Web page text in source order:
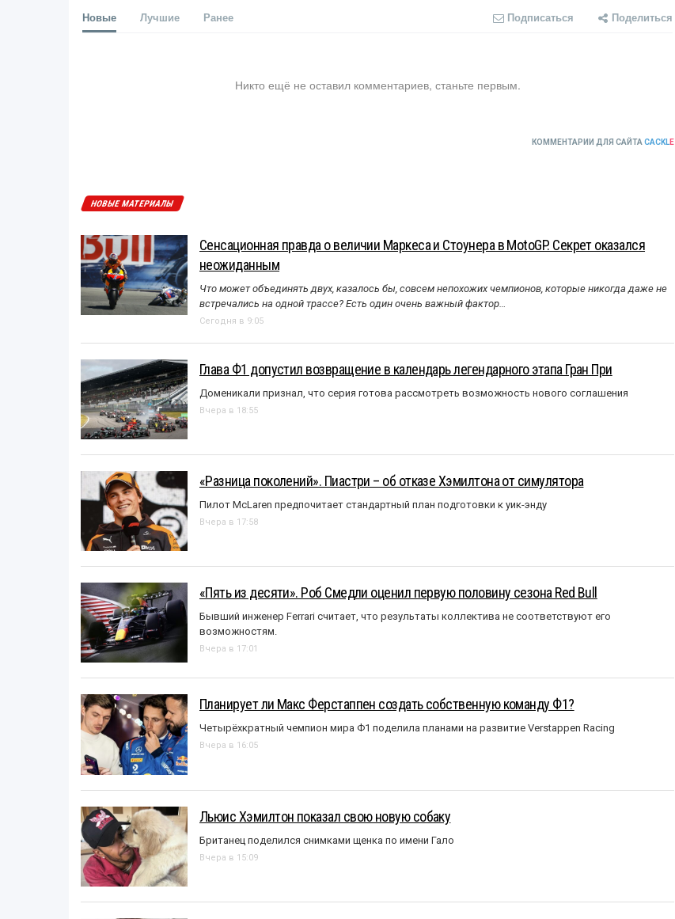
Новые Лучшие Ранее Подписаться Поделиться
Никто ещё не оставил комментариев, станьте первым.
КОММЕНТАРИИ ДЛЯ САЙТА CACKLE
НОВЫЕ МАТЕРИАЛЫ
Сенсационная правда о величии Маркеса и Стоунера в MotoGP. Секрет оказался
неожиданным
Что может объединять двух, казалось бы, совсем непохожих чемпионов, которые никогда даже не
встречались на одной трассе? Есть один очень важный фактор…
Сегодня в 9:05
Глава Ф1 допустил возвращение в календарь легендарного этапа Гран При
Доменикали признал, что серия готова рассмотреть возможность нового соглашения
Вчера в 18:55
«Разница поколений». Пиастри – об отказе Хэмилтона от симулятора
Пилот McLaren предпочитает стандартный план подготовки к уик-энду
Вчера в 17:58
«Пять из десяти». Роб Смедли оценил первую половину сезона Red Bull
Бывший инженер Ferrari считает, что результаты коллектива не соответствуют его
возможностям.
Вчера в 17:01
Планирует ли Макс Ферстаппен создать собственную команду Ф1?
Четырёхкратный чемпион мира Ф1 поделила планами на развитие Verstappen Racing
Вчера в 16:05
Льюис Хэмилтон показал свою новую собаку
Британец поделился снимками щенка по имени Гало
Вчера в 15:09